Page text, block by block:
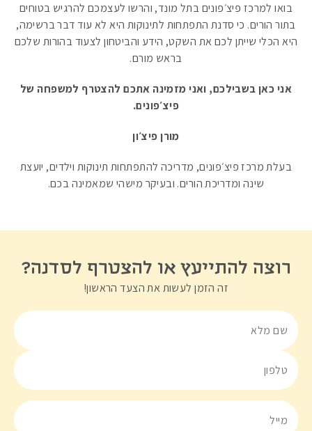
בואו למרכז פיצ׳פונים בתל מונד, והרשו לעצמכם להרגיש בטוחים
בתור הורים. כי סדנת התפתחות לתינוקות היא לא עוד דבר ברשימה,
היא הכלי שייתן לכם את השקט, הידע והביטחון לצעוד בהורות שלכם
בראש מורם.
אני כאן בשבילכם, ואני מזמינה אתכם להצטרף למשפחה של
פיצ׳פונים.
מורן פיצ׳ון
בעלת מרכז פיצ׳פונים, מדריכה להתפתחות תינוקות וילדים, יועצת
שינה ומדריכת הורים. ובעיקר מישהי שמאמינה בכם.
רוצה להתייעץ או להצטרף לסדנה?
זה הזמן לעשות את הצעד הראשון!